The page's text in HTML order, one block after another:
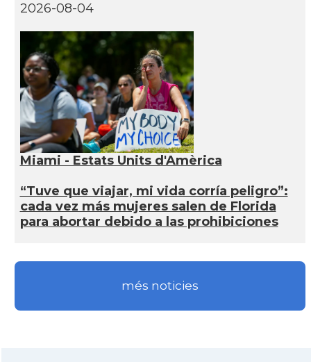
2026-08-04
Miami - Estats Units d'Amèrica
“Tuve que viajar, mi vida corría peligro”:
cada vez más mujeres salen de Florida
para abortar debido a las prohibiciones
més noticies